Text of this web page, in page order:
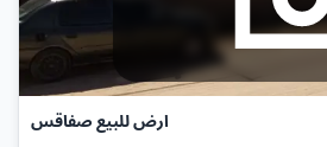
ارض للبيع صفاقس